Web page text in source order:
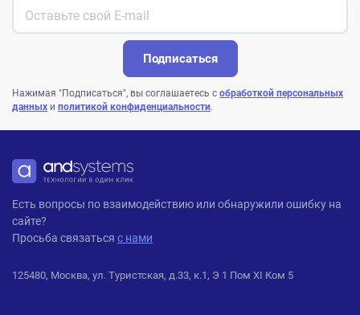
Подписаться
Нажимая "Подписаться", вы соглашаетесь с обработкой персональных
данных и политикой конфиденциальности.
ANDPRO
Есть вопросы по взаимодействию или обнаружили ошибку на
сайте?
Просьба связаться с нами
125480, Москва, ул. Туристская, д.33, к.1, Э 1 Пом XI Ком 5